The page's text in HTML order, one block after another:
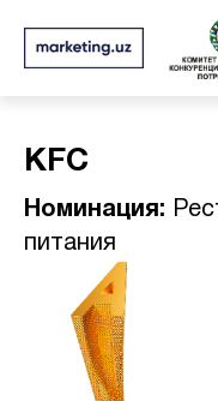
KFC
Номинация:
питания